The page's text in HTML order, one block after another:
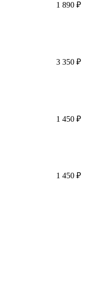
1 890 ₽
3 350 ₽
1 450 ₽
1 450 ₽